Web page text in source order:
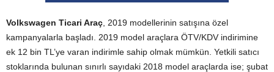
Volkswagen Ticari Araç , 2019 modellerinin satışına özel
kampanyalarla başladı. 2019 model araçlara ÖTV/KDV indirimine
ek 12 bin TL’ye varan indirimle sahip olmak mümkün. Yetkili satıcı
stoklarında bulunan sınırlı sayıdaki 2018 model araçlarda ise; şubat